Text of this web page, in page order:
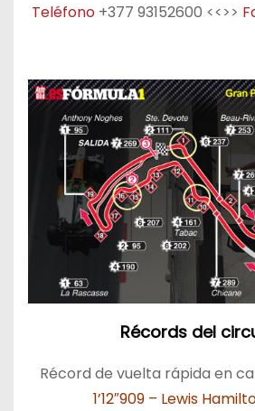
Teléfono +377 93152600 <<>>
Récords del
Récord de vuelta rápida en
1’12″909 – Lewis